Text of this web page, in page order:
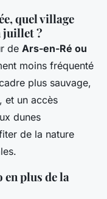
quel village
juillet ?
de Ars-en-Ré ou
moins fréquenté
plus sauvage,
et un accès
dunes
de la nature
plus de la